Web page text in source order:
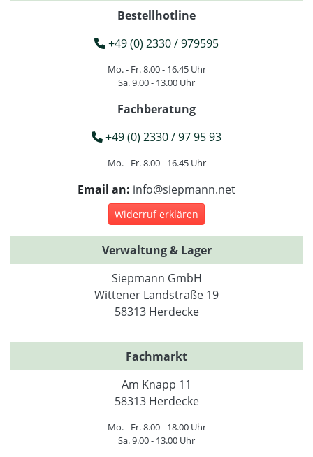
Bestellhotline
+49 (0) 2330 / 979595
Mo. - Fr. 8.00 - 16.45 Uhr
Sa. 9.00 - 13.00 Uhr
Fachberatung
+49 (0) 2330 / 97 95 93
Mo. - Fr. 8.00 - 16.45 Uhr
Email an: info@siepmann.net
Widerruf erklären
Verwaltung & Lager
Siepmann GmbH
Wittener Landstraße 19
58313 Herdecke
Fachmarkt
Am Knapp 11
58313 Herdecke
Mo. - Fr. 8.00 - 18.00 Uhr
Sa. 9.00 - 13.00 Uhr